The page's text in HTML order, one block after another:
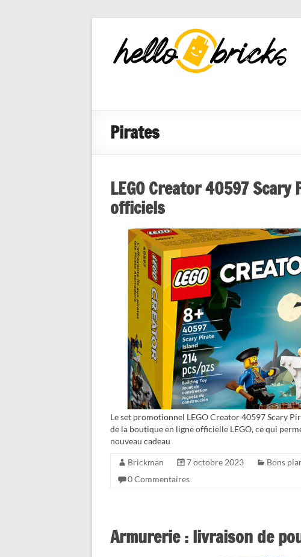
HelloBricks
Blog LEGO,
nouveaut�s
Pirates
LEGO Creator 40597
officiels
Le set promotionnel LEGO Creator 40597 Scary
de la boutique en ligne officielle LEGO, ce qui
nouveau cadeau
Brickman 7 octobre 2023 Bons
0 Commentaires
Armurerie : livraison de